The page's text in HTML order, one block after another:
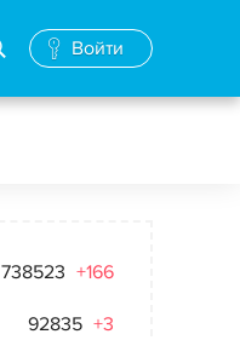
Войти
738523 +166
92835 +3